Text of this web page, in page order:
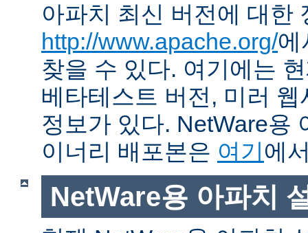
아파치 최신 버전에 대한
http://www.apache.org/에
찾을 수 있다. 여기에는
베타테스트 버전, 미러
정보가 있다. NetWare용
이너리 배포본은 여기에
NetWare용 아파치